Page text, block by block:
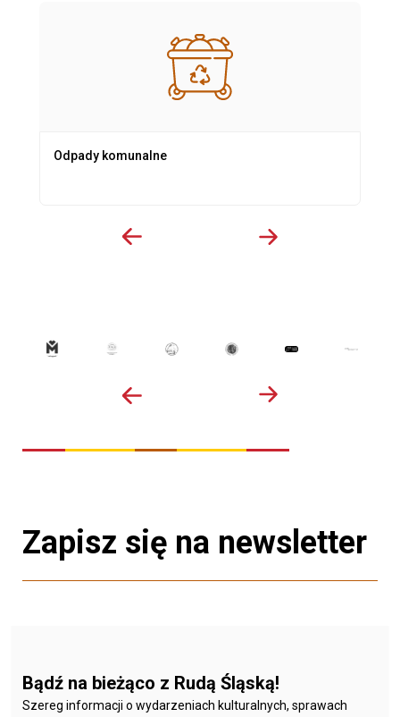
Odpady komunalne
Zapisz się na newsletter
Bądź na bieżąco z Rudą Śląską!
Szereg informacji o wydarzeniach kulturalnych, sprawach